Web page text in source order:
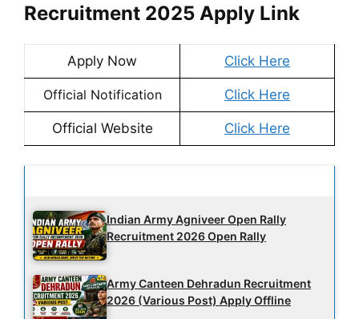
Recruitment 2025 Apply Link
Apply Now Click Here
Official Notification Click Here
Official Website Click Here
Indian Army Agniveer Open Rally
Recruitment 2026 Open Rally
Army Canteen Dehradun Recruitment
2026 (Various Post) Apply Offline